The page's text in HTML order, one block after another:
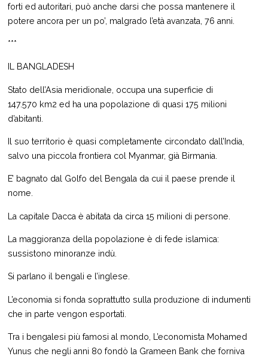
forti ed autoritari, può anche darsi che possa mantenere il
potere ancora per un po’, malgrado l’età avanzata, 76 anni.
***
IL BANGLADESH
Stato dell’Asia meridionale, occupa una superficie di
147.570 km2 ed ha una popolazione di quasi 175 milioni
d’abitanti.
Il suo territorio è quasi completamente circondato dall’India,
salvo una piccola frontiera col Myanmar, già Birmania.
E’ bagnato dal Golfo del Bengala da cui il paese prende il
nome.
La capitale Dacca è abitata da circa 15 milioni di persone.
La maggioranza della popolazione è di fede islamica:
sussistono minoranze indù.
Si parlano il bengali e l’inglese.
L’economia si fonda soprattutto sulla produzione di indumenti
che in parte vengon esportati.
Tra i bengalesi più famosi al mondo, L’economista Mohamed
Yunus che negli anni 80 fondò la Grameen Bank che forniva